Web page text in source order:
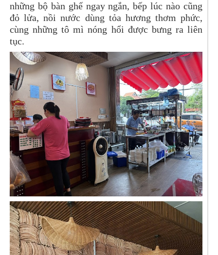
những bộ bàn ghế ngay ngắn, bếp lúc nào cũng
đỏ lửa, nồi nước dùng tỏa hương thơm phức,
cùng những tô mì nóng hổi được bưng ra liên
tục.